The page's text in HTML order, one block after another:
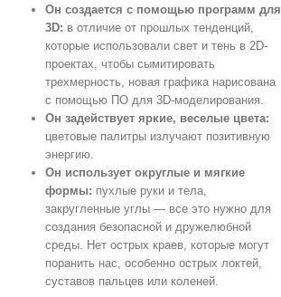
Он создается с помощью программ для
3D: в отличие от прошлых тенденций,
которые использовали свет и тень в 2D-
проектах, чтобы сымитировать
трехмерность, новая графика нарисована
с помощью ПО для 3D-моделирования.
Он задействует яркие, веселые цвета:
цветовые палитры излучают позитивную
энергию.
Он использует округлые и мягкие
формы: пухлые руки и тела,
закругленные углы — все это нужно для
создания безопасной и дружелюбной
среды. Нет острых краев, которые могут
поранить нас, особенно острых локтей,
суставов пальцев или коленей.